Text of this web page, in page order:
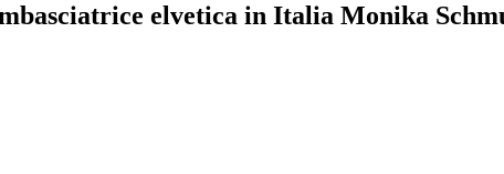
elvetica in Italia Monika